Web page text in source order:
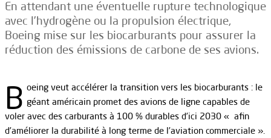
En attendant une éventuelle rupture technologique
avec l’hydrogène ou la propulsion électrique,
Boeing mise sur les biocarburants pour assurer la
réduction des émissions de carbone de ses avions.
B oeing veut accélérer la transition vers les biocarburants : le
géant américain promet des avions de ligne capables de
voler avec des carburants à 100 % durables d’ici 2030 « afin
d’améliorer la durabilité à long terme de l’aviation commerciale ».